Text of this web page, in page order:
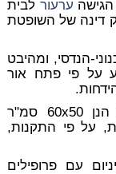
הגישה ערעור לבית
דינה של השופטת
הנדסי, ומהיבט
על פי פתח אור
יו בבלוקים הנן 60x50 סמ"ר
על פי התקנות,
עם פרופילים